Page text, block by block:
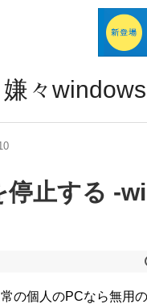
々
止する
の個人のPCなら無用